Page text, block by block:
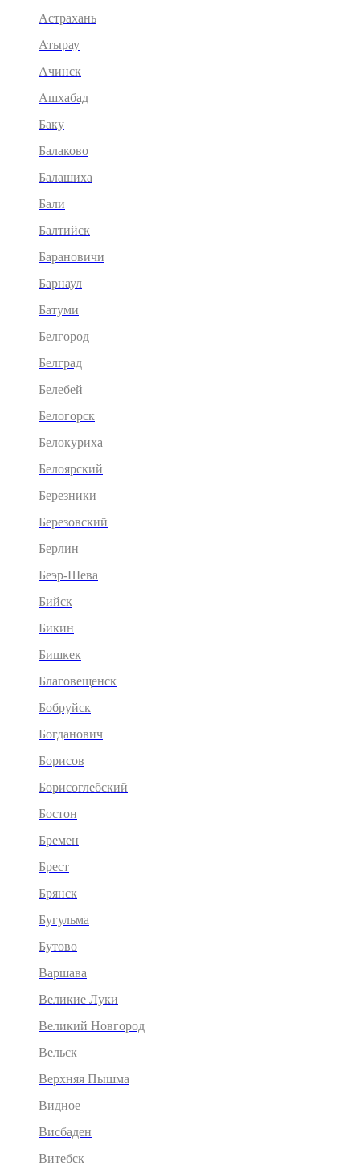
Астрахань
Атырау
Ачинск
Ашхабад
Баку
Балаково
Балашиха
Бали
Балтийск
Барановичи
Барнаул
Батуми
Белгород
Белград
Белебей
Белогорск
Белокуриха
Белоярский
Березники
Березовский
Берлин
Беэр-Шева
Бийск
Бикин
Бишкек
Благовещенск
Бобруйск
Богданович
Борисов
Борисоглебский
Бостон
Бремен
Брест
Брянск
Бугульма
Бутово
Варшава
Великие Луки
Великий Новгород
Вельск
Верхняя Пышма
Видное
Висбаден
Витебск